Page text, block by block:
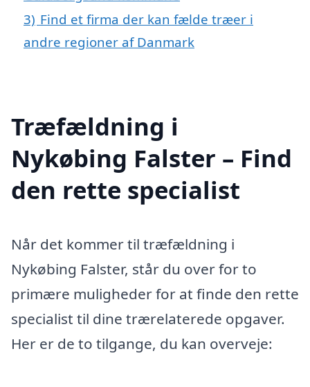
3) Find et firma der kan fælde træer i
andre regioner af Danmark
Træfældning i
Nykøbing Falster – Find
den rette specialist
Når det kommer til træfældning i
Nykøbing Falster, står du over for to
primære muligheder for at finde den rette
specialist til dine trærelaterede opgaver.
Her er de to tilgange, du kan overveje: